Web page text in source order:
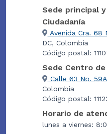
Sede principal
Ciudadanía
Avenida Cra. 68
DC, Colombia
Código postal:
Sede Centro
Calle 63 No.
Colombia
Código postal:
Horario de
lunes a viernes: